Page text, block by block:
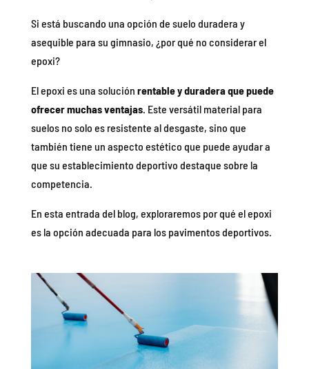
Si está buscando una opción de suelo duradera y
asequible para su gimnasio, ¿por qué no considerar el
epoxi?
El epoxi es una solución rentable y duradera que puede
ofrecer muchas ventajas. Este versátil material para
suelos no solo es resistente al desgaste, sino que
también tiene un aspecto estético que puede ayudar a
que su establecimiento deportivo destaque sobre la
competencia.
En esta entrada del blog, exploraremos por qué el epoxi
es la opción adecuada para los pavimentos deportivos.